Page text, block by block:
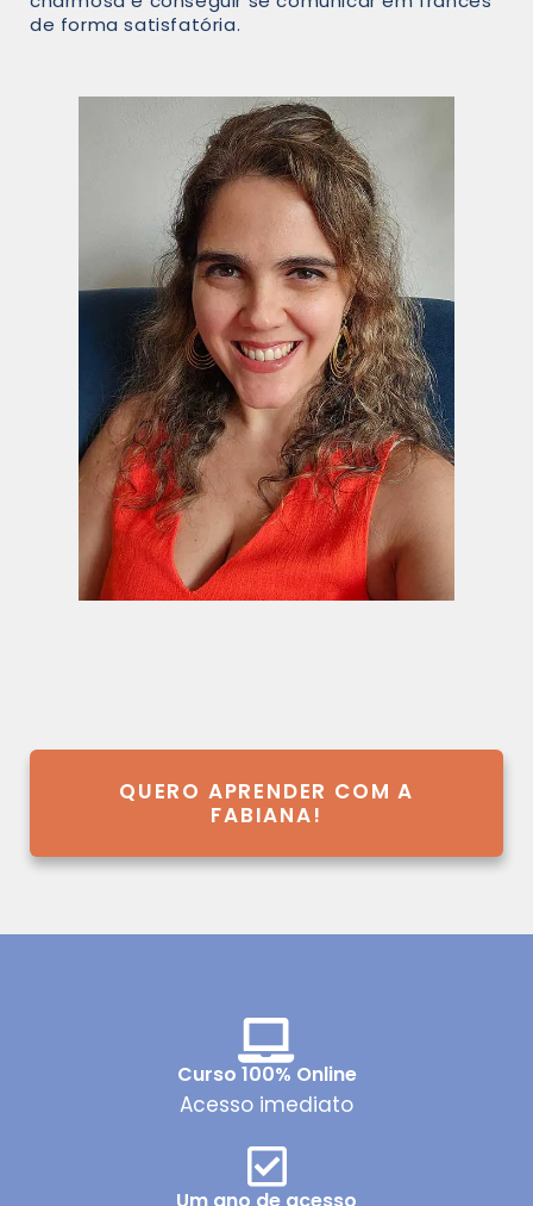
de forma satisfatória.
QUERO APRENDER COM A
FABIANA!
Curso 100% Online
Acesso imediato
Um ano de acesso